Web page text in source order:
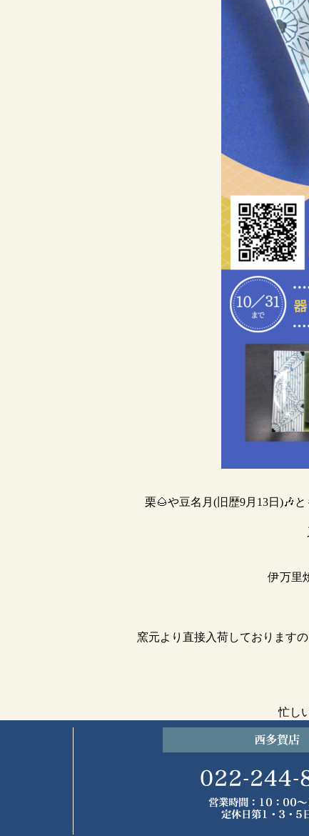
栗🌰や豆名月(旧歴9月13日)🎶
伊万里
窯元より直接入荷しております
忙し